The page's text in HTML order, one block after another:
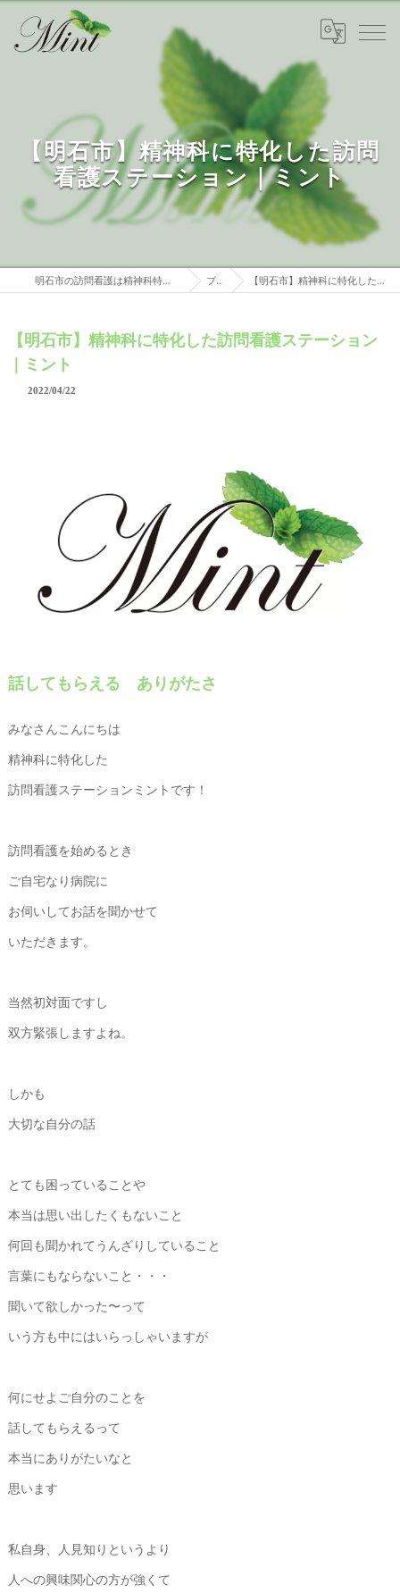
【明石市】精神科に特化した訪問
看護ステーション｜ミント
明石市の訪問看護は精神科特化 訪問看護ステーションミント ブログ 【明石市】精神科に特化した訪問看護ステーション｜ミント
【明石市】精神科に特化した訪問看護ステーション
｜ミント
2022/04/22
話してもらえる ありがたさ
みなさんこんにちは
精神科に特化した
訪問看護ステーションミントです！
訪問看護を始めるとき
ご自宅なり病院に
お伺いしてお話を聞かせて
いただきます。
当然初対面ですし
双方緊張しますよね。
しかも
大切な自分の話
とても困っていることや
本当は思い出したくもないこと
何回も聞かれてうんざりしていること
言葉にもならないこと・・・
聞いて欲しかった〜って
いう方も中にはいらっしゃいますが
何にせよご自分のことを
話してもらえるって
本当にありがたいなと
思います
私自身、人見知りというより
人への興味関心の方が強くて